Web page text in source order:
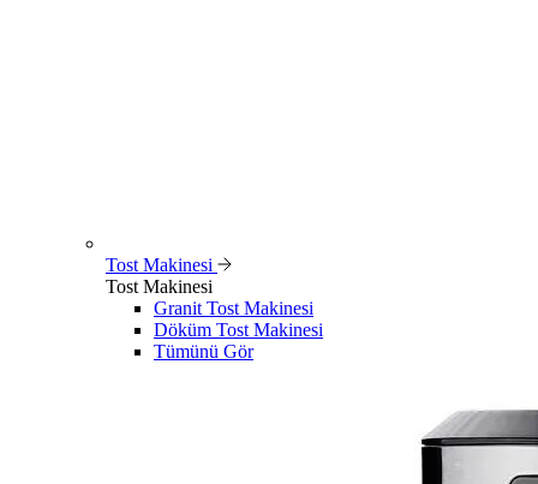
Tost Makinesi
Tost Makinesi
Granit Tost Makinesi
Döküm Tost Makinesi
Tümünü Gör